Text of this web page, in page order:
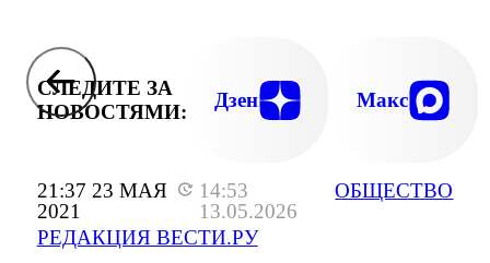
21:37 23 МАЯ
2021
14:53
13.05.2026
РЕДАКЦИЯ ВЕСТИ.РУ
ОБЩЕСТВО
СЛЕДИТЕ ЗА
НОВОСТЯМИ:
Дзен Макс